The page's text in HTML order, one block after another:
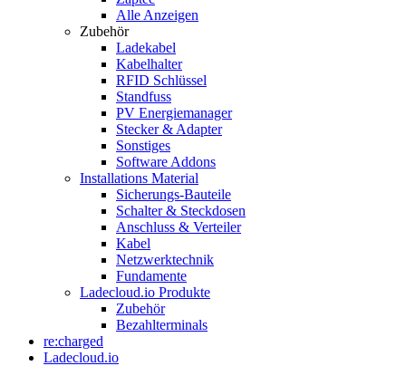
Alle Anzeigen
Zubehör
Ladekabel
Kabelhalter
RFID Schlüssel
Standfuss
PV Energiemanager
Stecker & Adapter
Sonstiges
Software Addons
Installations Material
Sicherungs-Bauteile
Schalter & Steckdosen
Anschluss & Verteiler
Kabel
Netzwerktechnik
Fundamente
Ladecloud.io Produkte
Zubehör
Bezahlterminals
re:charged
Ladecloud.io